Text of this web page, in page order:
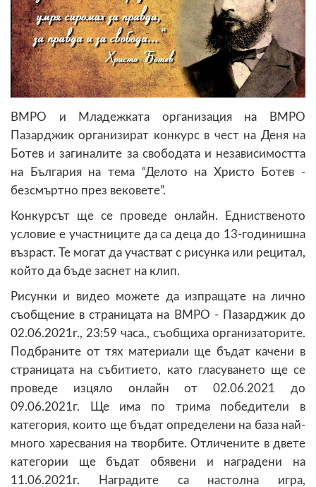
ВМРО и Младежката организация на ВМРО
Пазарджик организират конкурс в чест на Деня на
Ботев и загиналите за свободата и независимостта
на България на тема “Делото на Христо Ботев -
безсмъртно през вековете”.
Конкурсът ще се проведе онлайн. Едниственото
условие е участниците да са деца до 13-годинишна
възраст. Те могат да участват с рисунка или рецитал,
който да бъде заснет на клип.
Рисунки и видео можете да изпращате на лично
съобщение в страницата на ВМРО - Пазарджик до
02.06.2021г., 23:59 часа., съобщиха организаторите.
Подбраните от тях материали ще бъдат качени в
страницата на събитието, като гласуването ще се
проведе изцяло онлайн от 02.06.2021 до
09.06.2021г. Ще има по трима победители в
категория, които ще бъдат определени на база най-
много харесвания на творбите. Отличените в двете
категории ще бъдат обявени и наградени на
11.06.2021г. Наградите са настолна игра,